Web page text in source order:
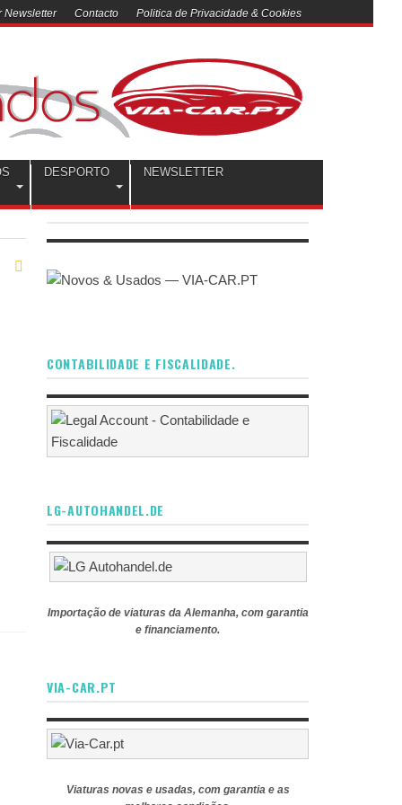
Newsletter Contacto Politica de Privacidade & Cookies
DESPORTO NEWSLETTER
CONTABILIDADE E FISCALIDADE.
LG-AUTOHANDEL.DE
Importação de viaturas da Alemanha, com garantia
e financiamento.
VIA-CAR.PT
Viaturas novas e usadas, com garantia e as